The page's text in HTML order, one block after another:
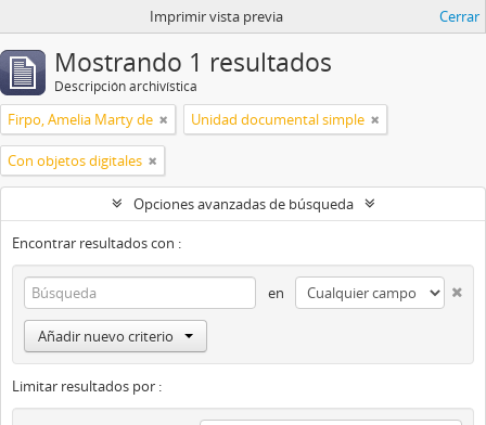
Imprimir vista previa Cerrar
Mostrando 1 resultados
Descripción archivística
Firpo, Amelia Marty de Unidad documental simple
Con objetos digitales
Opciones avanzadas de búsqueda
Encontrar resultados con :
en
Añadir nuevo criterio
Limitar resultados por :